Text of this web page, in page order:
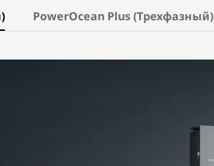
PowerOcean Plus (Трехфазный)